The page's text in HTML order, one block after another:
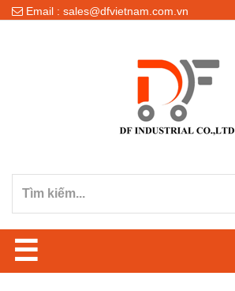
Email : sales@dfvietnam.com.vn
☰